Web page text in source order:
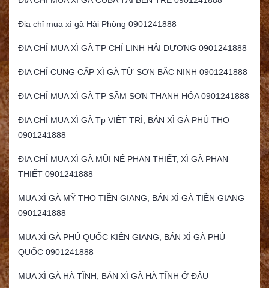
Địa chỉ mua xì gà Hải Phòng 0901241888
ĐỊA CHỈ MUA XÌ GÀ TP CHÍ LINH HẢI DƯƠNG 0901241888
ĐỊA CHỈ CUNG CẤP XÌ GÀ TỪ SƠN BẮC NINH 0901241888
ĐỊA CHỈ MUA XÌ GÀ TP SẦM SƠN THANH HÓA 0901241888
ĐỊA CHỈ MUA XÌ GÀ Tp VIỆT TRÌ, BÁN XÌ GÀ PHÚ THỌ
0901241888
ĐỊA CHỈ MUA XÌ GÀ MŨI NÉ PHAN THIẾT, XÌ GÀ PHAN
THIẾT 0901241888
MUA XÌ GÀ MỸ THO TIỀN GIANG, BÁN XÌ GÀ TIỀN GIANG
0901241888
MUA XÌ GÀ PHÚ QUỐC KIÊN GIANG, BÁN XÌ GÀ PHÚ
QUỐC 0901241888
MUA XÌ GÀ HÀ TĨNH, BÁN XÌ GÀ HÀ TĨNH Ở ĐÂU